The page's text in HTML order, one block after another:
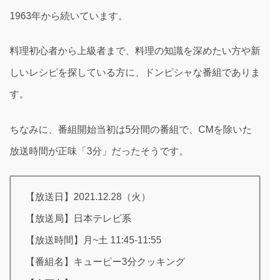
1963年から続いています。
料理初心者から上級者まで、料理の知識を深めたい方や新
しいレシピを探している方に、ドンピシャな番組でありま
す。
ちなみに、番組開始当初は5分間の番組で、CMを除いた
放送時間が正味「3分」だったそうです。
【放送日】2021.12.28（火）
【放送局】日本テレビ系
【放送時間】月~土 11:45-11:55
【番組名】キューピー3分クッキング